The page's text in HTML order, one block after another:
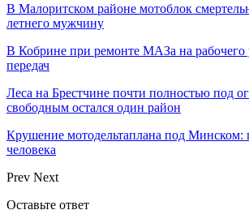
В Малоритском районе мотоблок
летнего мужчину
В Кобрине при ремонте МАЗа на рабочего
передач
Леса на Брестчине почти полностью под
свободным остался один район
Крушение мотодельтаплана под Минском:
человека
Prev Next
Оставьте ответ